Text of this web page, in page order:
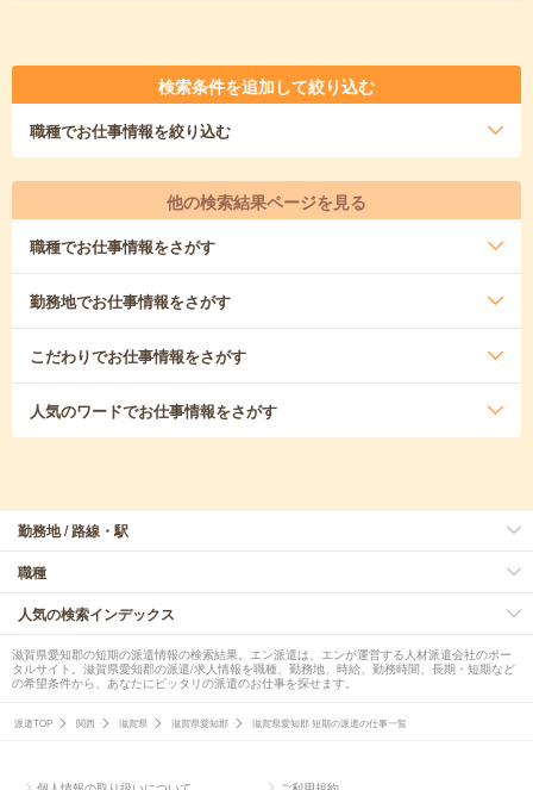
検索条件を追加して絞り込む
職種でお仕事情報を絞り込む
他の検索結果ページを見る
職種でお仕事情報をさがす
勤務地でお仕事情報をさがす
こだわりでお仕事情報をさがす
人気のワードでお仕事情報をさがす
勤務地 / 路線・駅
職種
人気の検索インデックス
滋賀県愛知郡の短期の派遣情報の検索結果。エン派遣は、エンが運営する人材派遣会社のポー
タルサイト。滋賀県愛知郡の派遣/求人情報を職種、勤務地、時給、勤務時間、長期・短期など
の希望条件から、あなたにピッタリの派遣のお仕事を探せます。
派遣TOP 関西 滋賀県 滋賀県愛知郡 滋賀県愛知郡 短期の派遣の仕事一覧